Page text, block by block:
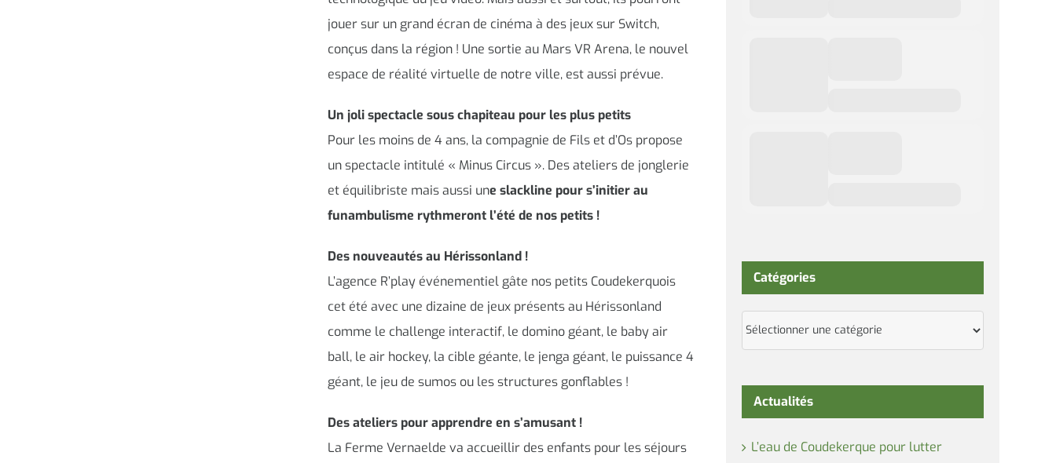
jouer sur un grand écran de cinéma à des jeux sur Switch,
conçus dans la région ! Une sortie au Mars VR Arena, le nouvel
espace de réalité virtuelle de notre ville, est aussi prévue.
Un joli spectacle sous chapiteau pour les plus petits
Pour les moins de 4 ans, la compagnie de Fils et d’Os propose
un spectacle intitulé « Minus Circus ». Des ateliers de jonglerie
et équilibriste mais aussi une slackline pour s’initier au
funambulisme rythmeront l’été de nos petits !
Des nouveautés au Hérissonland !
L’agence R’play événementiel gâte nos petits Coudekerquois
cet été avec une dizaine de jeux présents au Hérissonland
comme le challenge interactif, le domino géant, le baby air
ball, le air hockey, la cible géante, le jenga géant, le puissance 4
géant, le jeu de sumos ou les structures gonflables !
Des ateliers pour apprendre en s’amusant !
La Ferme Vernaelde va accueillir des enfants pour les séjours
Catégories
Catégories
Actualités
L’eau de Coudekerque pour lutter